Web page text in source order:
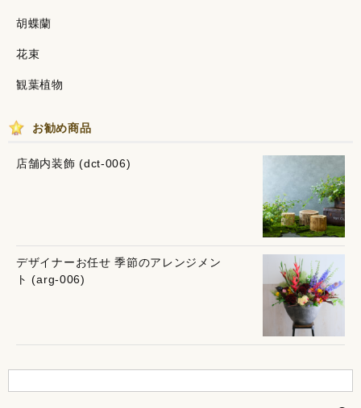
胡蝶蘭
花束
観葉植物
お勧め商品
店舗内装飾 (dct-006)
デザイナーお任せ 季節のアレンジメン
ト (arg-006)